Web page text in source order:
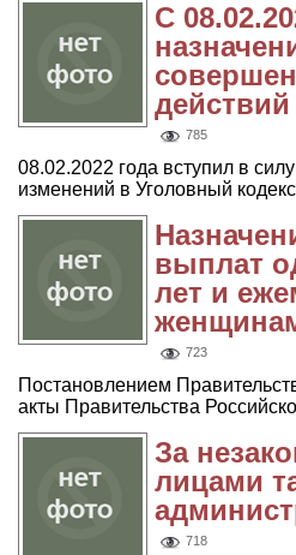
С
действий
785
08.02.2022 года вступил в
изменений в Уголовный
выплат
лет и
723
Постановлением
акты Правительства
За
лицами
718